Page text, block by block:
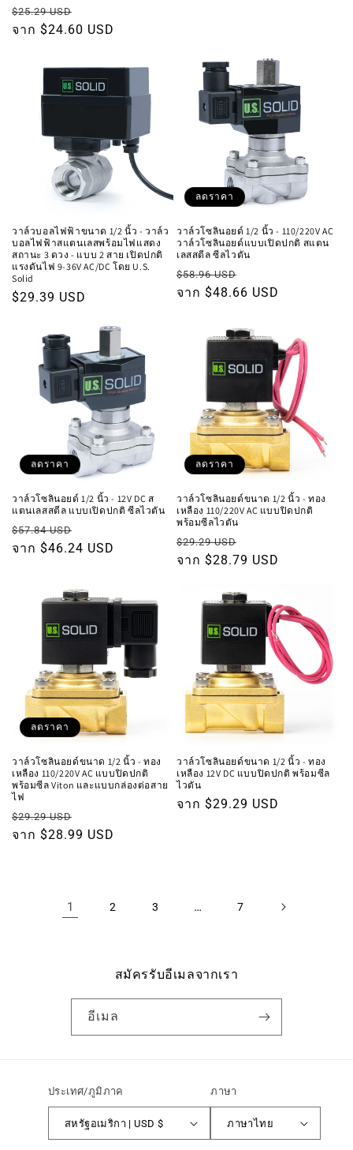
ราคา
ปกติ
$25.29 USD
โปรโมชัน
จาก $24.60 USD
วาล์วบอลไฟฟ้าขนาด 1/2 นิ้ว - วาล์ว
บอลไฟฟ้าสแตนเลสพร้อมไฟแสดง
สถานะ 3 ดวง - แบบ 2 สาย เปิดปกติ
แรงดันไฟ 9-36V AC/DC โดย U.S.
Solid
ราคา
$29.39 USD
ลดราคา
วาล์วโซลินอยด์ 1/2 นิ้ว - 110/220V AC
วาล์วโซลินอยด์แบบเปิดปกติ สแตน
เลสสตีล ซีลไวตัน
ราคา
ปกติ
$58.96 USD
โปรโมชัน
จาก $48.66 USD
ลดราคา
วาล์วโซลินอยด์ 1/2 นิ้ว - 12V DC ส
แตนเลสสตีล แบบเปิดปกติ ซีลไวตัน
ราคา
ปกติ
$57.84 USD
โปรโมชัน
จาก $46.24 USD
ลดราคา
วาล์วโซลินอยด์ขนาด 1/2 นิ้ว - ทอง
เหลือง 110/220V AC แบบปิดปกติ
พร้อมซีลไวตัน
ราคา
ปกติ
$29.29 USD
โปรโมชัน
จาก $28.79 USD
ลดราคา
วาล์วโซลินอยด์ขนาด 1/2 นิ้ว - ทอง
เหลือง 110/220V AC แบบปิดปกติ
พร้อมซีล Viton และแบบกล่องต่อสาย
ไฟ
ราคา
ปกติ
$29.29 USD
โปรโมชัน
จาก $28.99 USD
วาล์วโซลินอยด์ขนาด 1/2 นิ้ว - ทอง
เหลือง 12V DC แบบปิดปกติ พร้อมซีล
ไวตัน
ราคา
จาก $29.29 USD
1 2 3 … 7
สมัครรับอีเมลจากเรา
อีเมล
ประเทศ/ภูมิภาค
สหรัฐอเมริกา | USD $
ภาษา
ภาษาไทย